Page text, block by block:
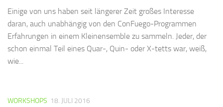
Einige von uns haben seit längerer Zeit großes Interesse
daran, auch unabhängig von den ConFuego-Programmen
Erfahrungen in einem Kleinensemble zu sammeln. Jeder, der
schon einmal Teil eines Quar-, Quin- oder X-tetts war, weiß,
wie...
WORKSHOPS 18. JULI 2016